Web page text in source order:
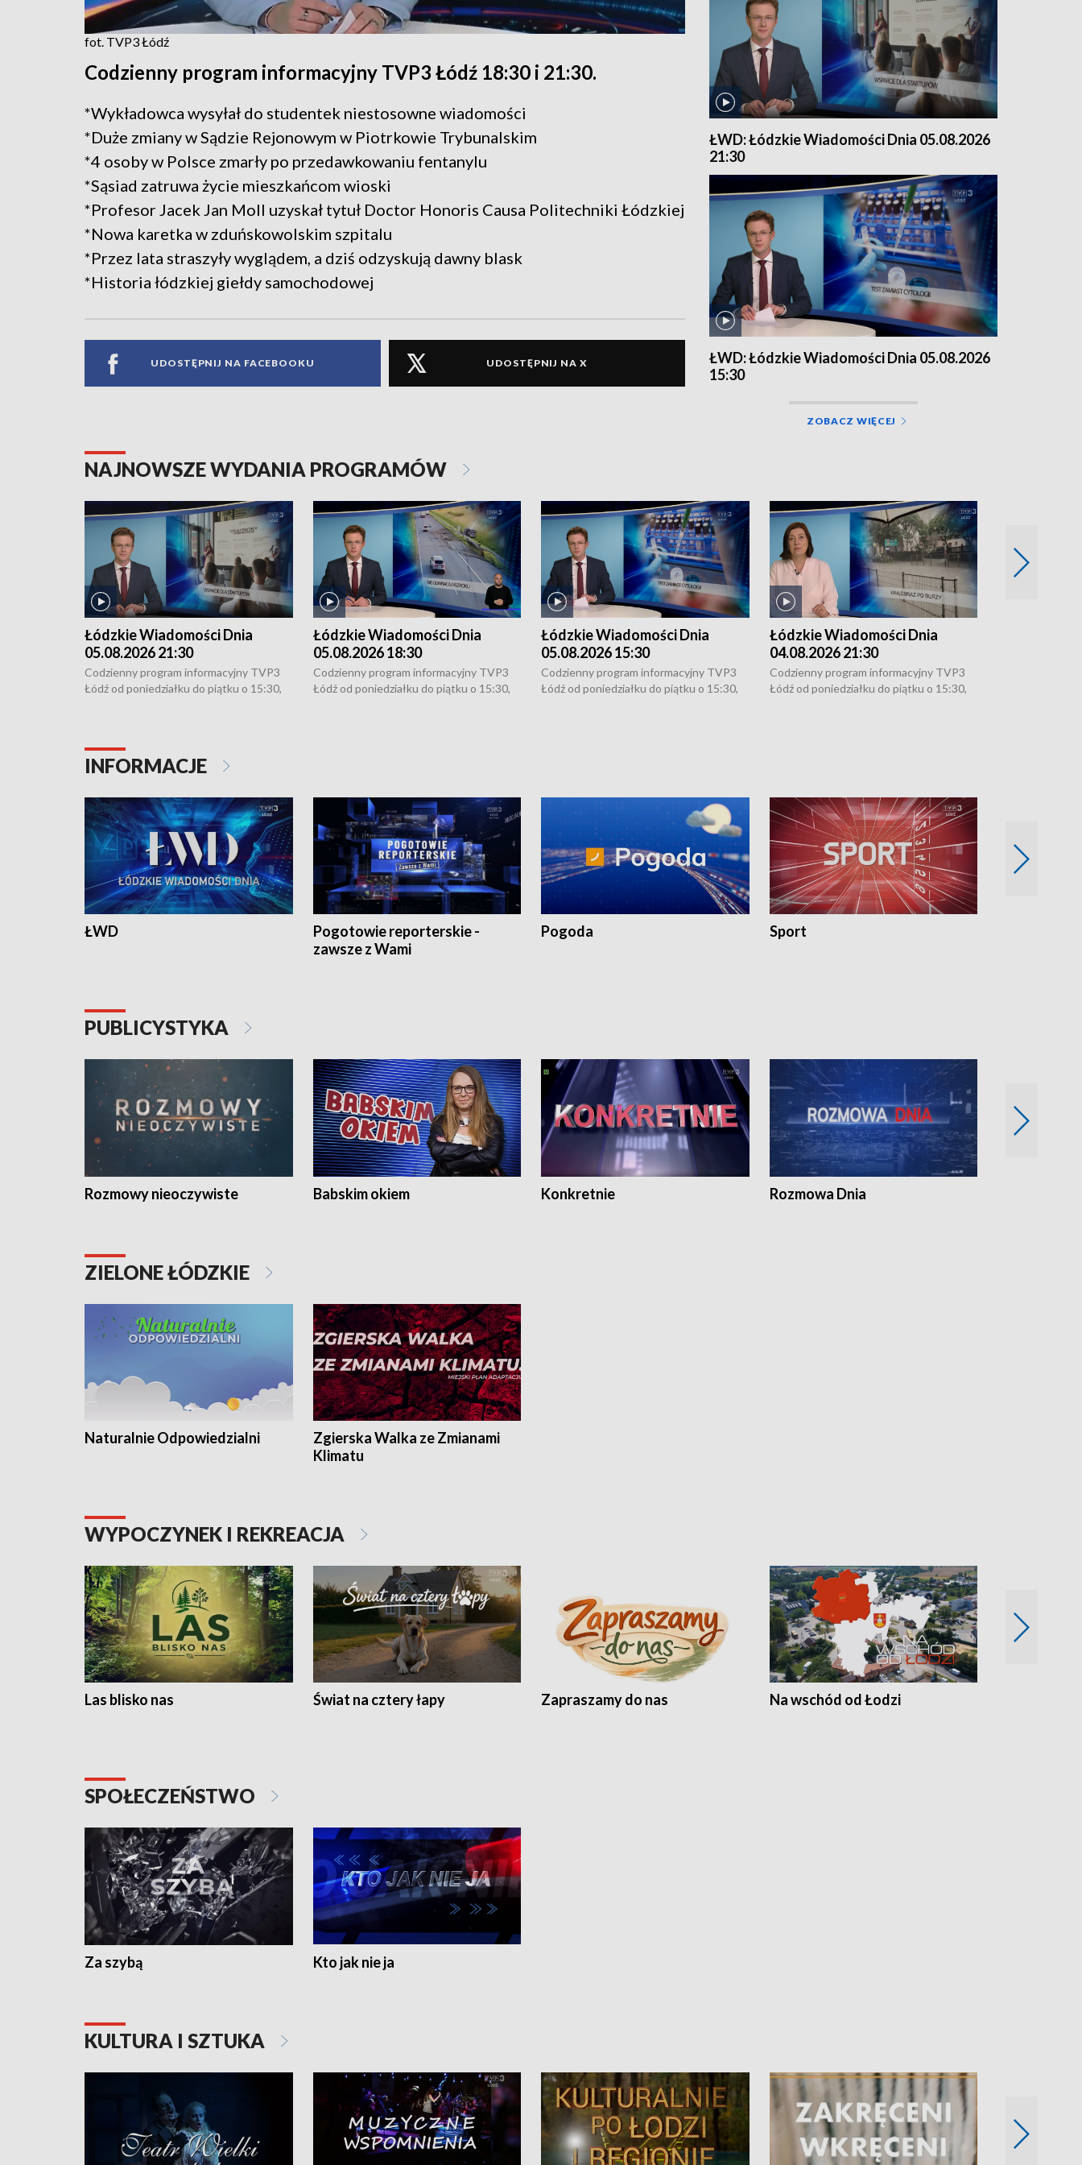
fot. TVP3 Łódź
Codzienny program informacyjny TVP3 Łódź 18:30 i 21:30.
*Wykładowca wysyłał do studentek niestosowne wiadomości
*Duże zmiany w Sądzie Rejonowym w Piotrkowie Trybunalskim
*4 osoby w Polsce zmarły po przedawkowaniu fentanylu
*Sąsiad zatruwa życie mieszkańcom wioski
*Profesor Jacek Jan Moll uzyskał tytuł Doctor Honoris Causa Politechniki Łódzkiej
*Nowa karetka w zduńskowolskim szpitalu
*Przez lata straszyły wyglądem, a dziś odzyskują dawny blask
*Historia łódzkiej giełdy samochodowej
UDOSTĘPNIJ NA FACEBOOKU UDOSTĘPNIJ NA X
ŁWD: Łódzkie Wiadomości Dnia 05.08.2026
21:30
ŁWD: Łódzkie Wiadomości Dnia 05.08.2026
15:30
ZOBACZ WIĘCEJ
NAJNOWSZE WYDANIA PROGRAMÓW
Łódzkie Wiadomości Dnia
05.08.2026 21:30
Codzienny program informacyjny TVP3
Łódź od poniedziałku do piątku o 15:30,
Łódzkie Wiadomości Dnia
05.08.2026 18:30
Codzienny program informacyjny TVP3
Łódź od poniedziałku do piątku o 15:30,
Łódzkie Wiadomości Dnia
05.08.2026 15:30
Codzienny program informacyjny TVP3
Łódź od poniedziałku do piątku o 15:30,
Łódzkie Wiadomości Dnia
04.08.2026 21:30
Codzienny program informacyjny TVP3
Łódź od poniedziałku do piątku o 15:30,
INFORMACJE
ŁWD
Pogotowie reporterskie -
zawsze z Wami
Pogoda Sport
PUBLICYSTYKA
Rozmowy nieoczywiste Babskim okiem Konkretnie Rozmowa Dnia
ZIELONE ŁÓDZKIE
Naturalnie Odpowiedzialni
Zgierska Walka ze Zmianami
Klimatu
WYPOCZYNEK I REKREACJA
Las blisko nas Świat na cztery łapy Zapraszamy do nas Na wschód od Łodzi
SPOŁECZEŃSTWO
Za szybą Kto jak nie ja
KULTURA I SZTUKA